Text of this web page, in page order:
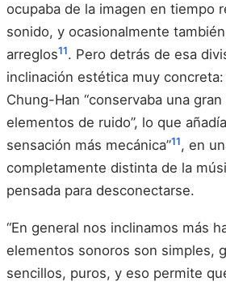
ocupaba de la imagen en tiempo
sonido, y ocasionalmente
arreglos11. Pero detrás de esa
inclinación estética muy
Chung-Han “conservaba una
elementos de ruido”, lo que
sensación más mecánica”11, en
completamente distinta de la
pensada para desconectarse.
“En general nos inclinamos más
elementos sonoros son simples,
sencillos, puros, y eso permite